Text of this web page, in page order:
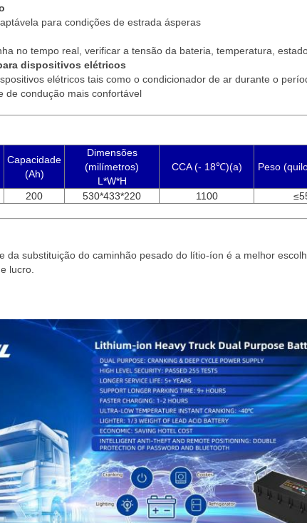
para condições de estrada ásperas
no tempo real, verificar a tensão da bateria, temperatura,
dispositivos elétricos
elétricos tais como o condicionador de ar durante o
de condução mais confortável
Capacidade
(Ah)
Dimensões
(milímetros)
L*W*H
CCA (- 18℃)(a) Peso
200 530*433*220 1100
da substituição do caminhão pesado do lítio-íon é a melhor
lucro.